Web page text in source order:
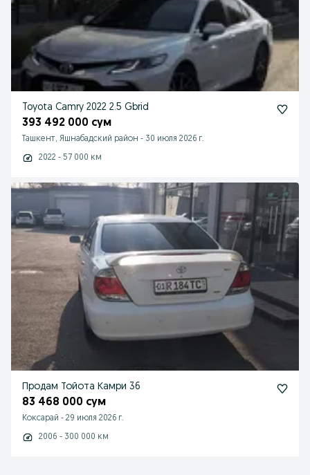
Toyota Camry 2022 2.5 Gbrid
393 492 000 сум
Ташкент, Яшнабадский район - 30 июля 2026 г.
2022 - 57 000 км
Продам Тойота Камри 36
83 468 000 сум
Коксарай - 29 июля 2026 г.
2006 - 300 000 км